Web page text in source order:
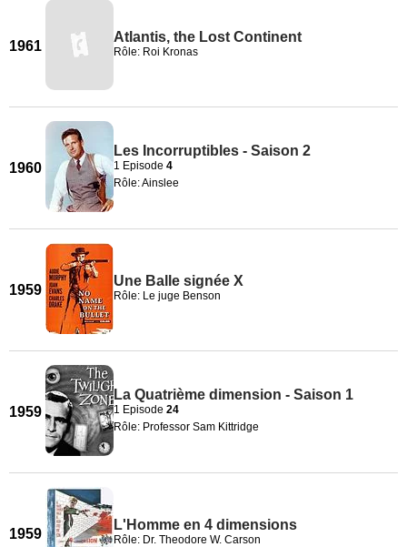
1961
Atlantis, the Lost Continent
Rôle: Roi Kronas
1960
Les Incorruptibles - Saison 2
1 Episode 4
Rôle: Ainslee
1959
Une Balle signée X
Rôle: Le juge Benson
1959
La Quatrième dimension - Saison 1
1 Episode 24
Rôle: Professor Sam Kittridge
1959
L'Homme en 4 dimensions
Rôle: Dr. Theodore W. Carson